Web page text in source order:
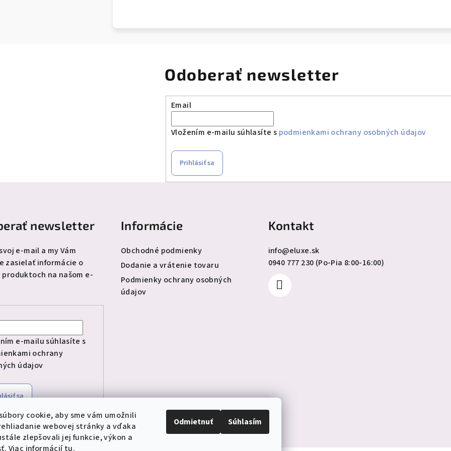
cookie, aby sme vám umožnili
webovej stránky a vďaka
zlepšovali jej funkcie, výkon a
Viac informáciítu.
Odmietnuť Súhlasím
Odoberať newsletter
Email
Vložením e-mailu súhlasíte s podmienkami ochrany osobných údajov
Prihlásiť sa
newsletter
e-mail a my Vám
zasielať informácie o
produktoch na našom e-
e-mailu súhlasíte s
ochrany
údajov
sa
Informácie
Obchodné podmienky
Dodanie a vrátenie tovaru
Podmienky ochrany osobných
údajov
Kontakt
info@eluxe.sk
0940 777 230 (Po-Pia 8:00-16:00)